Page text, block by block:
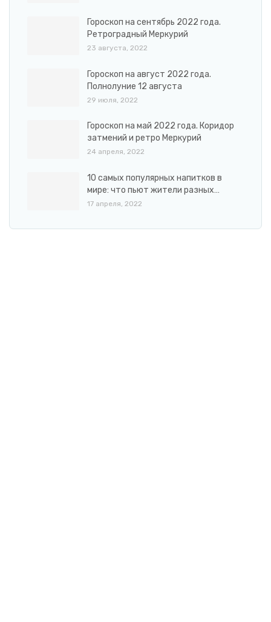
Гороскоп на сентябрь 2022 года.
Ретроградный Меркурий
23 августа, 2022
Гороскоп на август 2022 года.
Полнолуние 12 августа
29 июля, 2022
Гороскоп на май 2022 года. Коридор
затмений и ретро Меркурий
24 апреля, 2022
10 самых популярных напитков в
мире: что пьют жители разных…
17 апреля, 2022